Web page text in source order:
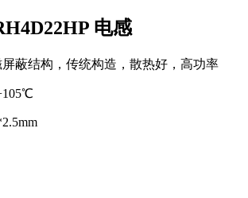
电感
屏蔽结构，传统构造，散热好，高功率